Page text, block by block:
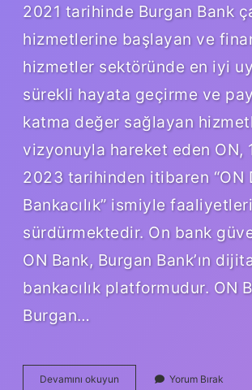
2021 tarihinde Burgan Bank
hizmetlerine başlayan ve
hizmetler sektöründe en iyi
sürekli hayata geçirme ve
katma değer sağlayan
vizyonuyla hareket eden ON,
2023 tarihinden itibaren “ON
Bankacılık” ismiyle
sürdürmektedir. On bank
ON Bank, Burgan Bank’ın
bankacılık platformudur. ON
Burgan…
Devamını okuyun Yorum Bırak